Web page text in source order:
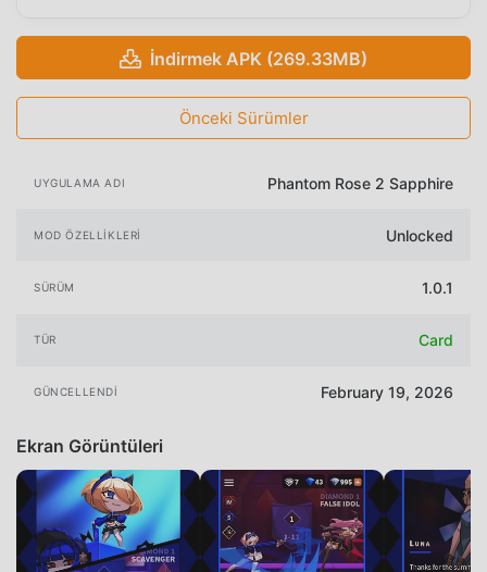
İndirmek APK (269.33MB)
Önceki Sürümler
UYGULAMA ADI Phantom Rose 2 Sapphire
MOD ÖZELLIKLERI Unlocked
SÜRÜM 1.0.1
TÜR Card
GÜNCELLENDI February 19, 2026
Ekran Görüntüleri